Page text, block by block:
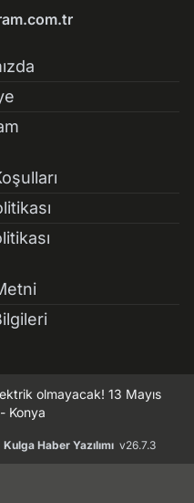
olmayacak! 13 Mayıs
Konya
Kulga Haber Yazılımı v26.7.3